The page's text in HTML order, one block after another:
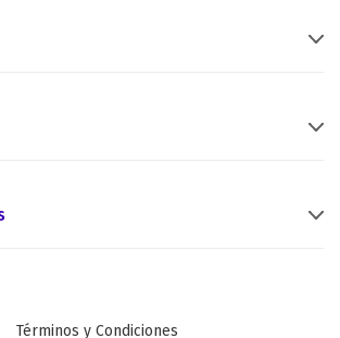
Términos y Condiciones